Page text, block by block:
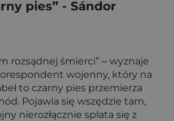
pies” - Sándor
rozsądnej śmierci” ‒ wyznaje
wojenny, który na
to czarny pies przemierza
Pojawia się wszędzie tam,
nierozłącznie splata się z